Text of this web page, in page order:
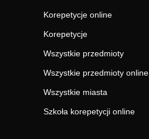
Korepetycje online
Korepetycje
Wszystkie przedmioty
Wszystkie przedmioty online
Wszystkie miasta
Szkoła korepetycji online